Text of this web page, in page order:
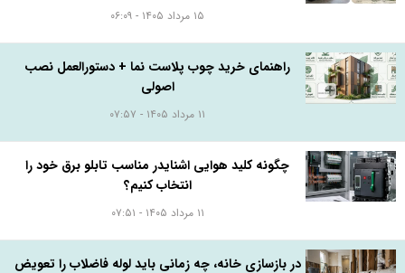
۱۵ مرداد ۱۴۰۵ - ۰۶:۰۹
راهنمای خرید چوب پلاست نما + دستورالعمل نصب
اصولی
چگونه کلید هوایی اشنایدر مناسب تابلو برق خود را
انتخاب کنیم؟
در بازسازی خانه، چه زمانی باید لوله فاضلاب را تعویض